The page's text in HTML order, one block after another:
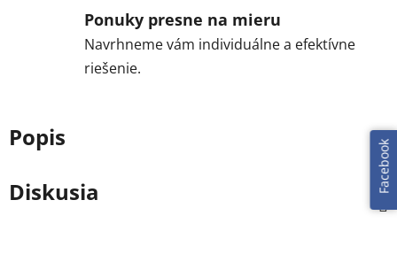
Ponuky presne na mieru
Navrhneme vám individuálne a efektívne
riešenie.
Popis
Diskusia
Facebook